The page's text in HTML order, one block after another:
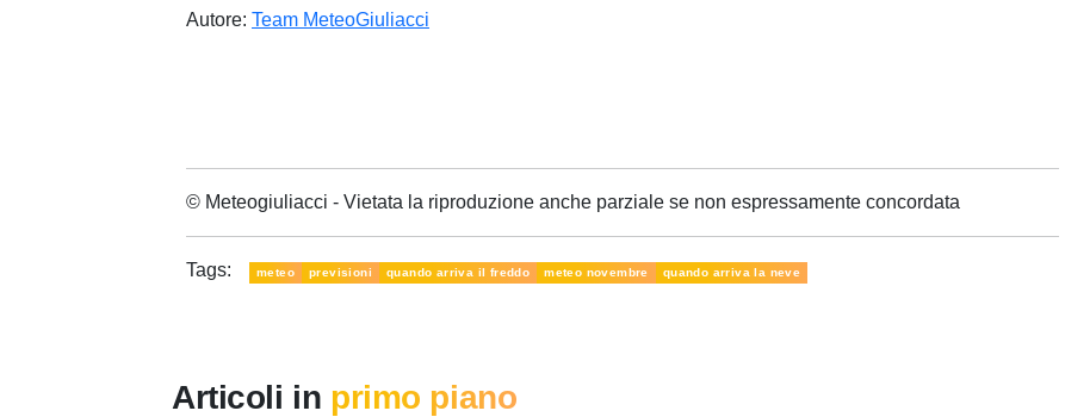
Autore: Team MeteoGiuliacci
© Meteogiuliacci - Vietata la riproduzione anche parziale se non espressamente concordata
Tags: meteo previsioni quando arriva il freddo meteo novembre quando arriva la neve
Articoli in primo piano